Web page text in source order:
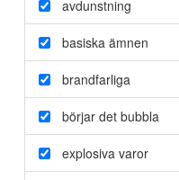
avdunstning
basiska ämnen
brandfarliga
börjar det bubbla
explosiva varor